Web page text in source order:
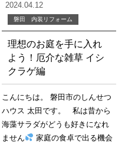
2024.04.12
磐田 内装リフォーム
理想のお庭を手に入れ
よう！厄介な雑草 イシ
クラゲ編
こんにちは。 磐田市のしんせつ
ハウス 太田です。 私は昔から
海藻サラダがどうも好きになれ
ません
家庭の食卓で出る機会